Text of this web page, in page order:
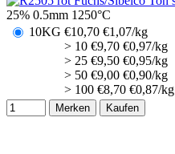
25% 0.5mm 1250°C
10KG €10,70 €1,07/kg
> 10 €9,70 €0,97/kg
> 25 €9,50 €0,95/kg
> 50 €9,00 €0,90/kg
> 100 €8,70 €0,87/kg
Merken Kaufen